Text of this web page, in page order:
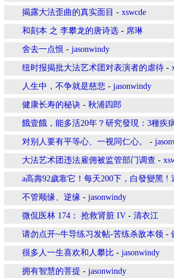
揭露大法歪曲的真实面目 - xswcde
和刻本 之 李攀龙的唐诗选 - 席琳
舍去一点恨 - jasonwindy
纽时报揭批大法艺术团对表演者的虐待 -
人生中，不争就是慈悲 - jasonwindy
健康长寿的秘诀 - 秋浦四郎
餓壹餓，能多活20年？研究發現：3種疾
对别人要有平等心、一视同仁心。 -
大法艺术团违法雇佣被监管部门调查 -
a高壽92歲靠它！每天200下，白發變黑
不管顺缘、逆缘 - jasonwindy
微侃医林 174： 抢救肾脏 IV - 清衣江
请勿点开~牛导练习发帖-苦练杀敌本领 -
很多人一生喜欢和人攀比 - jasonwindy
拥有智慧的菩提 - jasonwindy